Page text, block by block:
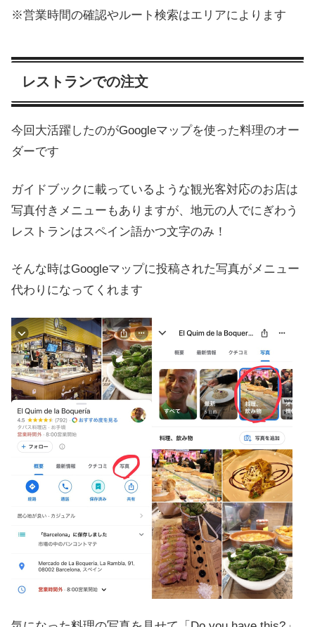
※営業時間の確認やルート検索はエリアによります
レストランでの注文
今回大活躍したのがGoogleマップを使った料理のオー
ダーです
ガイドブックに載っているような観光客対応のお店は
写真付きメニューもありますが、地元の人でにぎわう
レストランはスペイン語かつ文字のみ！
そんな時はGoogleマップに投稿された写真がメニュー
代わりになってくれます